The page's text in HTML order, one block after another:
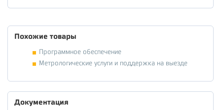
Похожие товары
Программное обеспечение
Метрологические услуги и поддержка на выезде
Документация